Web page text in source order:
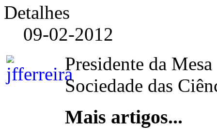
Detalhes
09-02-2012
Presidente da
Sociedade das
Mais artigos...